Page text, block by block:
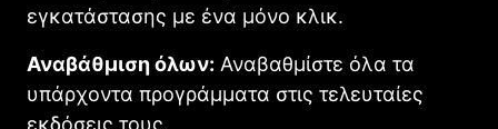
εγκατάστασης με ένα μόνο κλικ.
Αναβάθμιση όλων: Αναβαθμίστε όλα τα
υπάρχοντα προγράμματα στις τελευταίες
εκδόσεις τους.